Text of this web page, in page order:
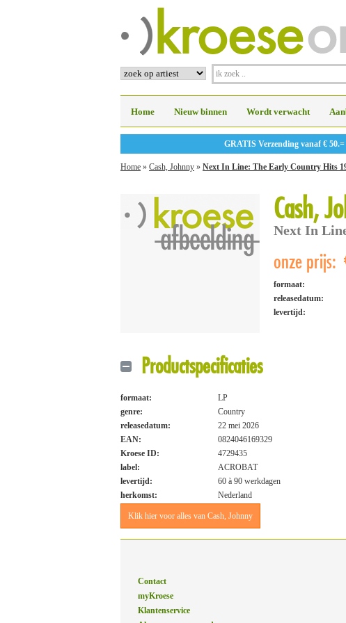
Home Nieuw binnen Wordt verwacht
GRATIS Verzending vanaf €
Home » Cash, Johnny » Next In Line: The Early Country Hits
Cash,
Next In
onze prijs:
formaat:
releasedatum:
levertijd:
Productspecificaties
formaat:
LP
genre:
Country
releasedatum:
22 mei 2026
EAN:
0824046169329
Kroese ID:
4729435
label:
ACROBAT
levertijd:
60 à 90 werkdagen
herkomst:
Nederland
Klik hier voor alles van Cash, Johnny
Contact
myKroese
Klantenservice